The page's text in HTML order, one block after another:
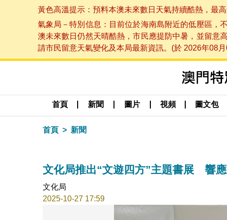
黃色高溫提示：預料本澳未來數日天氣持續酷熱，最
氣象局－特別信息：目前位於海南島附近的低壓區，
澳未來數日仍然天晴酷熱，市民應提防中暑，並留意
請市民留意天氣變化及本局最新資訊。(於 2026年08
首頁 新聞 圖片 視頻 圖文包
首頁 新聞
文化局推出“文遊四方”主題書展 響
文化局
2025-10-27 17:59